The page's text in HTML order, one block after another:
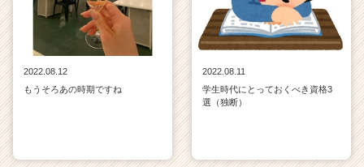
2022.08.12
もうそろあの時期ですね
2022.08.11
学生時代にとっておくべき資格3
選（独断）